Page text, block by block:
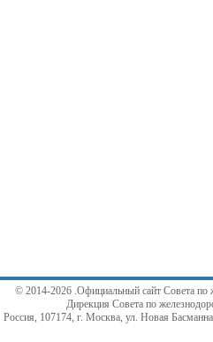
© 2014-2026 .Официальный сайт Совета по
Дирекция Совета по
Россия, 107174, г. Москва, ул. Новая